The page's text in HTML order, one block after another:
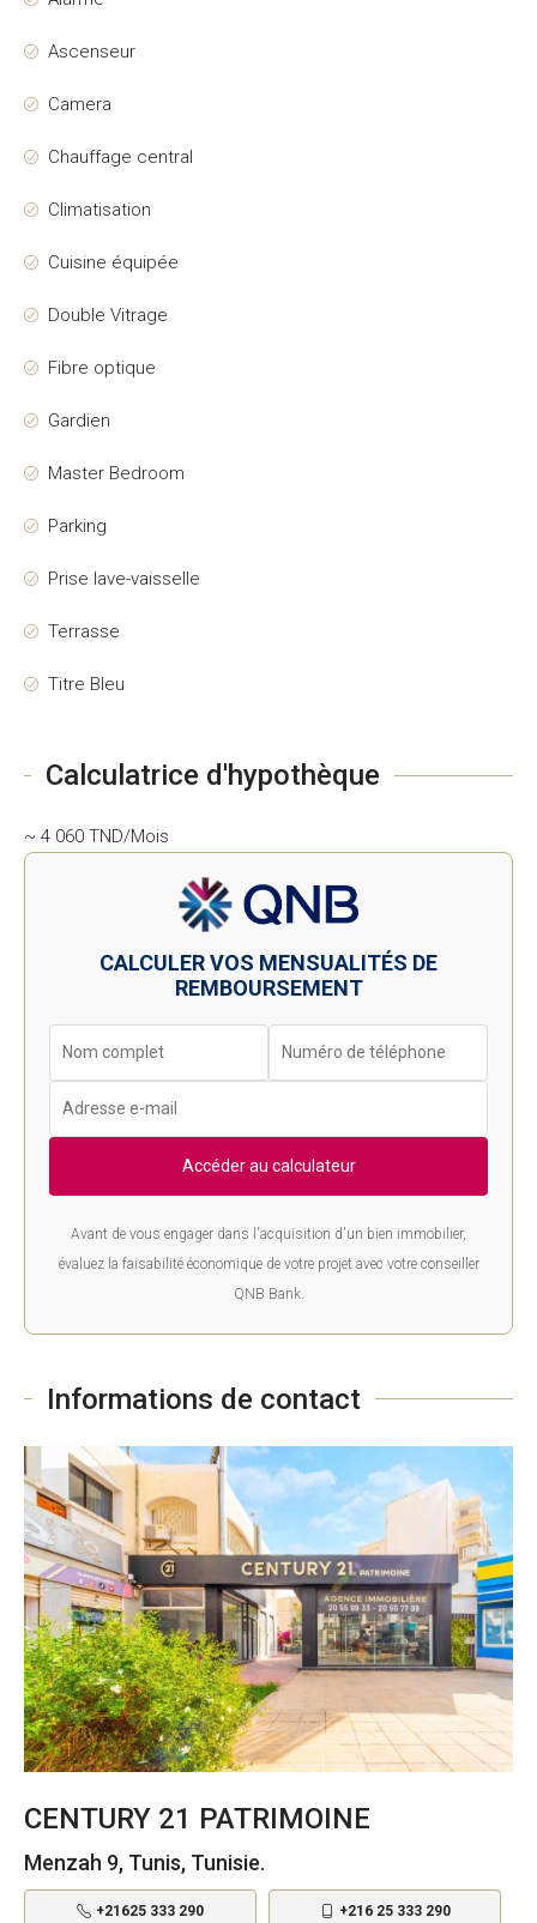
Ascenseur
Camera
Chauffage central
Climatisation
Cuisine équipée
Double Vitrage
Fibre optique
Gardien
Master Bedroom
Parking
Prise lave-vaisselle
Terrasse
Titre Bleu
Calculatrice d'hypothèque
~ 4 060 TND/Mois
CALCULER VOS MENSUALITÉS DE
REMBOURSEMENT
Accéder au calculateur
Avant de vous engager dans l'acquisition d'un bien immobilier,
évaluez la faisabilité économique de votre projet avec votre conseiller
QNB Bank.
Informations de contact
CENTURY 21 PATRIMOINE
Menzah 9, Tunis, Tunisie.
+21625 333 290 +216 25 333 290